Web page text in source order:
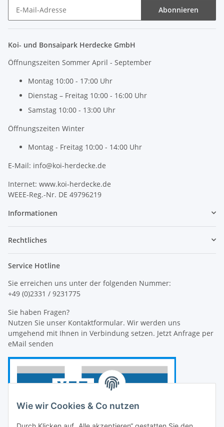
Wie wir Cookies & Co nutzen
Abonnieren
Koi- und Bonsaipark Herdecke GmbH
Öffnungszeiten Sommer April - September
Montag 10:00 - 17:00 Uhr
Dienstag – Freitag 10:00 - 16:00 Uhr
Samstag 10:00 - 13:00 Uhr
Öffnungszeiten Winter
Montag - Freitag 10:00 - 14:00 Uhr
E-Mail: info@koi-herdecke.de
Internet: www.koi-herdecke.de
WEEE-Reg.-Nr. DE 49796219
Informationen
Rechtliches
Service Hotline
Sie erreichen uns unter der folgenden Nummer:
+49 (0)2331 / 9231775
Sie haben Fragen?
Nutzen Sie unser Kontaktformular. Wir werden uns
umgehend mit Ihnen in Verbindung setzen. Jetzt Anfrage per
eMail senden